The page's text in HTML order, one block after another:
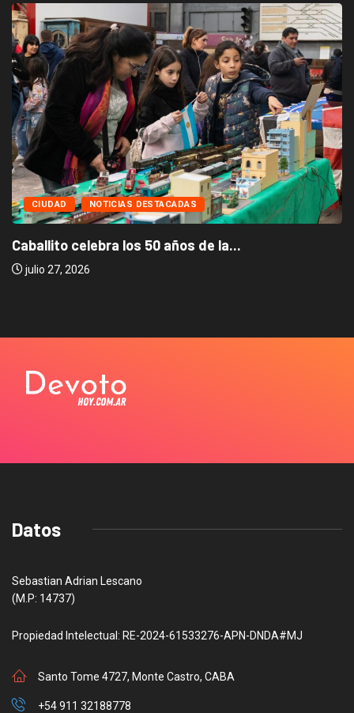
CIUDAD NOTICIAS DESTACADAS
Caballito celebra los 50 años de la...
julio 27, 2026
Datos
Sebastian Adrian Lescano
(M.P: 14737)
Propiedad Intelectual: RE-2024-61533276-APN-DNDA#MJ
Santo Tome 4727, Monte Castro, CABA
+54 911 32188778